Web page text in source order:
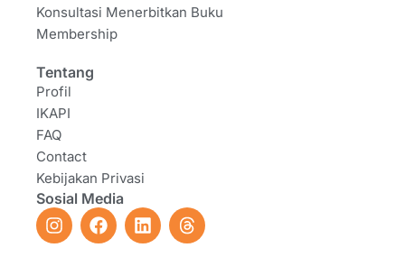
Konsultasi Menerbitkan Buku
Membership
Tentang
Profil
IKAPI
FAQ
Contact
Kebijakan Privasi
Sosial Media
I
n
F
a
L
i
T
h